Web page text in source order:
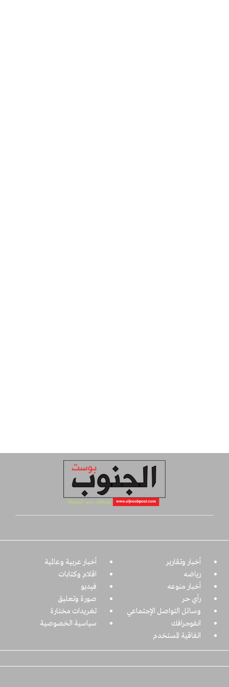
أخبار وتقارير
أخبار عربية وعالمية
رياضه
اقلام وكتابات
أخبار منوعه
فيديو
رأي حر
صورة وتعليق
وسائل التواصل الإجتماعي
تغريدات مختارة
انفوجرافك
سياسية الخصوصية
اتفاقية المستخدم